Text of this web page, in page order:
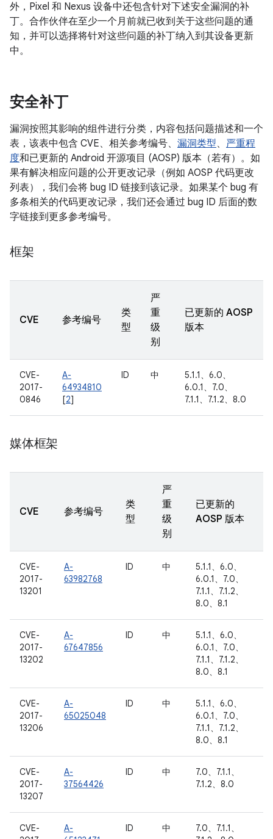
外，Pixel 和 Nexus 设备中还包含针对下述安全漏洞的补
丁。合作伙伴在至少一个月前就已收到关于这些问题的通
知，并可以选择将针对这些问题的补丁纳入到其设备更新
中。
安全补丁
漏洞按照其影响的组件进行分类，内容包括问题描述和一个
表，该表中包含 CVE、相关参考编号、 漏洞类型、 严重程
度和已更新的 Android 开源项目 (AOSP) 版本（若有）。如
果有解决相应问题的公开更改记录（例如 AOSP 代码更改
列表），我们会将 bug ID 链接到该记录。如果某个 bug 有
多条相关的代码更改记录，我们还会通过 bug ID 后面的数
字链接到更多参考编号。
框架
CVE 参考编号
类
型
严
重
级
别
已更新的 AOSP
版本
CVE-
2017-
0846
A-
64934810
[2]
ID 中
5.1.1、6.0、
6.0.1、7.0、
7.1.1、7.1.2、8.0
媒体框架
CVE 参考编号
类
型
严
重
级
别
已更新的
AOSP 版本
CVE-
2017-
13201
A-
63982768
ID 中
5.1.1、6.0、
6.0.1、7.0、
7.1.1、7.1.2、
8.0、8.1
CVE-
2017-
13202
A-
67647856
ID 中
5.1.1、6.0、
6.0.1、7.0、
7.1.1、7.1.2、
8.0、8.1
CVE-
2017-
13206
A-
65025048
ID 中
5.1.1、6.0、
6.0.1、7.0、
7.1.1、7.1.2、
8.0、8.1
CVE-
2017-
13207
A-
37564426
ID 中
7.0、7.1.1、
7.1.2、8.0
CVE-
A-
ID 中
7.0、7.1.1、